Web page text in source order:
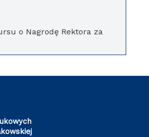
o Nagrodę Rektora za